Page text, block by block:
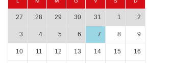
27 28 29 30 31 1 2
3 4 5 6 7 8 9
10 11 12 13 14 15 16